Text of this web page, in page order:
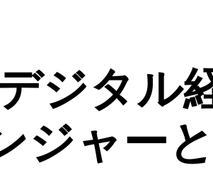
ジタル
ジャー